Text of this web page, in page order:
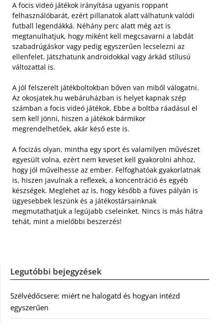
A focis videó játékok irányítása ugyanis roppant
felhasználóbarát, ezért pillanatok alatt válhatunk valódi
futball legendákká. Néhány perc alatt még azt is
megtanulhatjuk, hogy miként kell megcsavarni a labdát
szabadrúgáskor vagy pedig egyszerűen lecselezni az
ellenfelet. Játszhatunk androidokkal vagy árkád stílusú
változattal is.
A jól felszerelt játékboltokban bőven van miből válogatni.
Az okosjatek.hu webáruházban is helyet kapnak szép
számban a focis videó játékok. Ebbe a boltba ráadásul el
sem kell jönni, hiszen a játékok bármikor
megrendelhetőek, akár késő este is.
A focizás olyan, mintha egy sport és valamilyen művészet
egyesült volna, ezért nem keveset kell gyakorolni ahhoz,
hogy jól művelhesse az ember. Felfoghatóak gyakorlatnak
is, hiszen javulnak a reflexek, a koncentráció és egyéb
készségek. Meglehet az is, hogy később a füves pályán is
ügyesebbek leszünk és a játékostársainknak
megmutathatjuk a legújabb cseleinket. Nincs is más hátra
tehát, mint a mielőbbi beszerzés!
Legutóbbi bejegyzések
Szélvédőcsere: miért ne halogatd és hogyan intézd
egyszerűen